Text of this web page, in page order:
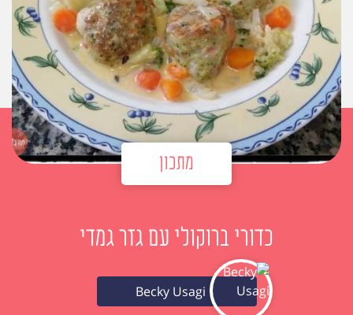
מתכון
כדורי ברוקולי עם גזר גמדי
Becky Usagi